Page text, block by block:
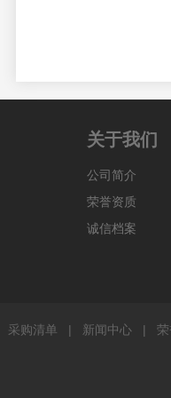
关于我们
公司简介
荣誉资质
诚信档案
采购清单 | 新闻中心 |